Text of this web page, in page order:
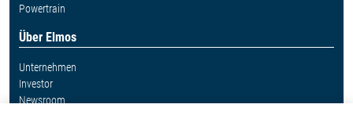
Powertrain
Über Elmos
Unternehmen
Investor
Newsroom